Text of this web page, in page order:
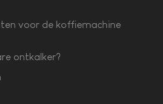
voor de koffiemachine
ontkalker?